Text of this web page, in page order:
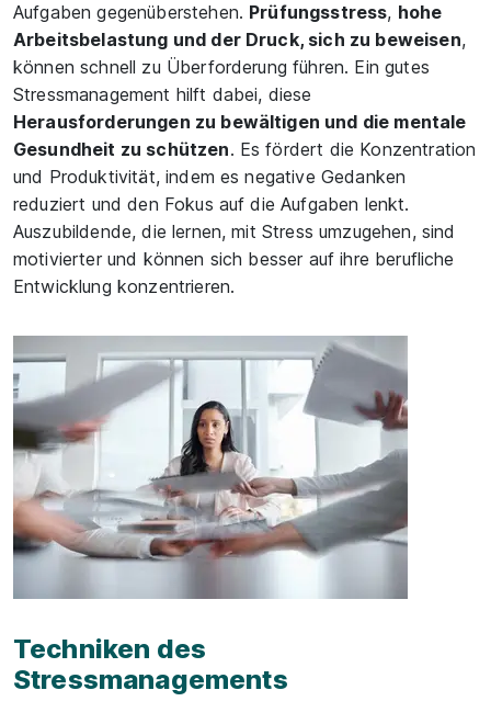
Aufgaben gegenüberstehen. Prüfungsstress, hohe
Arbeitsbelastung und der Druck, sich zu beweisen,
können schnell zu Überforderung führen. Ein gutes
Stressmanagement hilft dabei, diese
Herausforderungen zu bewältigen und die mentale
Gesundheit zu schützen. Es fördert die Konzentration
und Produktivität, indem es negative Gedanken
reduziert und den Fokus auf die Aufgaben lenkt.
Auszubildende, die lernen, mit Stress umzugehen, sind
motivierter und können sich besser auf ihre berufliche
Entwicklung konzentrieren.
Techniken des
Stressmanagements